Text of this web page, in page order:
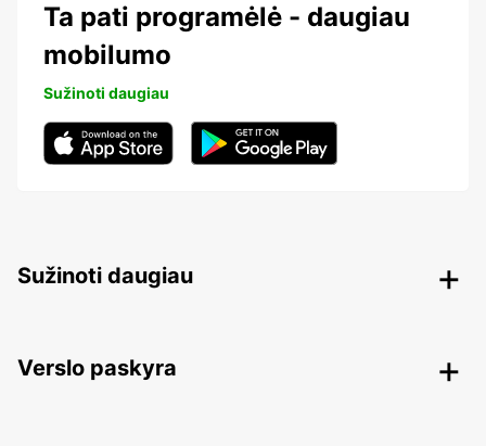
Ta pati programėlė - daugiau
mobilumo
Sužinoti daugiau
Sužinoti daugiau
Verslo paskyra